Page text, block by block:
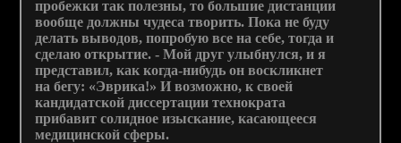
пробежки так полезны, то большие дистанции
вообще должны чудеса творить. Пока не буду
делать выводов, попробую все на себе, тогда и
сделаю открытие. - Мой друг улыбнулся, и я
представил, как когда-нибудь он воскликнет
на бегу: «Эврика!» И возможно, к своей
кандидатской диссертации технократа
прибавит солидное изыскание, касающееся
медицинской сферы.